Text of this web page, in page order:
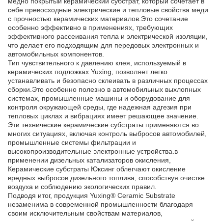
себе превосходные электрические и тепловые свойства меди
с прочностью керамических материалов.Это сочетание
особенно эффективно в применениях, требующих
эффективного рассеивания тепла и электрической изоляции,
что делает его подходящим для передовых электронных и
автомобильных компонентов.
Тип чувствительного к давлению клея, используемый в
керамических подложках Yuxing, позволяет легко
устанавливать и безопасно склеивать в различных процессах
сборки.Это особенно полезно в автомобильных выхлопных
системах, промышленные машины и оборудование для
контроля окружающей среды, где надежная адгезия при
тепловых циклах и вибрациях имеет решающее значение.
Эти технические керамические субстраты применяются во
многих ситуациях, включая контроль выбросов автомобилей,
промышленные системы фильтрации и
высокопроизводительные электронные устройства.в
применении дизельных катализаторов окисления,
Керамические субстраты Юксинг облегчают окисление
вредных выбросов дизельного топлива, способствуя очистке
воздуха и соблюдению экологических правил.
Подводя итог, продукция Yuxing® Ceramic Substrate
незаменима в современной промышленности благодаря
своим исключительным свойствам материалов,